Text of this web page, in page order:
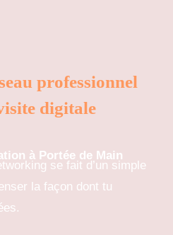
professionnel
digitale
à Portée de Main
se fait d’un simple
la façon dont tu